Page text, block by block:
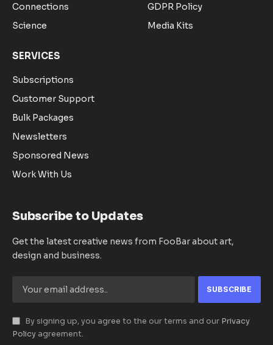
Connections
Science
GDPR Policy
Media Kits
SERVICES
Subscriptions
Customer Support
Bulk Packages
Newsletters
Sponsored News
Work With Us
Subscribe to Updates
Get the latest creative news from FooBar about art,
design and business.
By signing up, you agree to the our terms and our Privacy
Policy agreement.